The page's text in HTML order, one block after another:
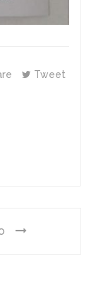
Tweet